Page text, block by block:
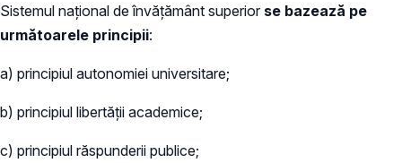
Sistemul naţional de învăţământ superior se bazează pe
următoarele principii:
a) principiul autonomiei universitare;
b) principiul libertăţii academice;
c) principiul răspunderii publice;